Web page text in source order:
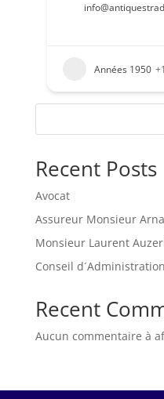
Années 1950 +1
Recent Posts
Avocat
Assureur Monsieur
Monsieur Laurent
Conseil
Recent
Aucun commentaire à